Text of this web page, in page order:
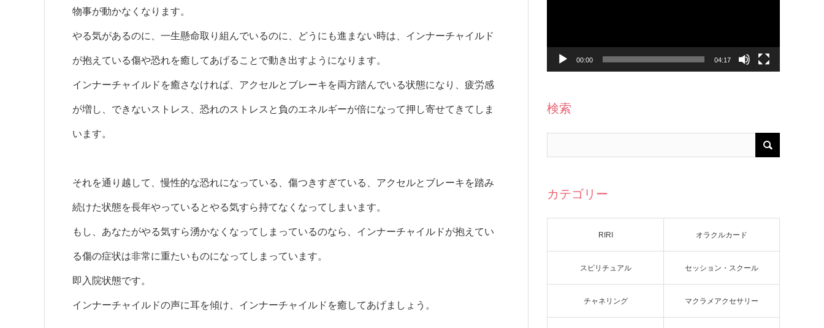
物事が動かなくなります。
やる気があるのに、一生懸命取り組んでいるのに、どうにも進まない時は、インナーチャイルド
が抱えている傷や恐れを癒してあげることで動き出すようになります。
インナーチャイルドを癒さなければ、アクセルとブレーキを両方踏んでいる状態になり、疲労感
が増し、できないストレス、恐れのストレスと負のエネルギーが倍になって押し寄せてきてしま
います。
それを通り越して、慢性的な恐れになっている、傷つきすぎている、アクセルとブレーキを踏み
続けた状態を長年やっているとやる気すら持てなくなってしまいます。
もし、あなたがやる気すら湧かなくなってしまっているのなら、インナーチャイルドが抱えてい
る傷の症状は非常に重たいものになってしまっています。
即入院状態です。
インナーチャイルドの声に耳を傾け、インナーチャイルドを癒してあげましょう。
00:00 04:17
検索
カテゴリー
RIRI オラクルカード
スピリチュアル セッション・スクール
チャネリング マクラメアクセサリー